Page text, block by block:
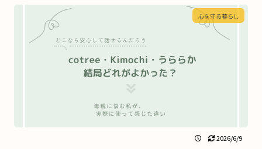
心を守る暮らし
2026/6/9